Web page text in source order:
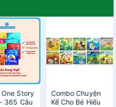
Story
365 Câu
Combo Chuyện
Kể Cho Bé Hiếu